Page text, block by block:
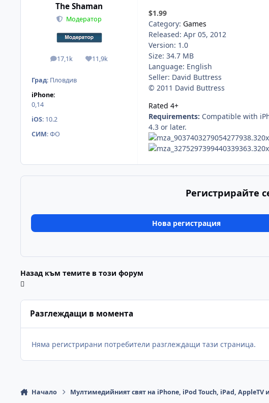
The Shaman
Модератор
17,1k
мнения 11,9k
Reputation
Град: Пловдив
iPhone:
0,14
iOS: 10.2
СИМ:ФО
$1.99
Category: Games
Released: Apr 05, 2012
Version: 1.0
Size: 34.7 MB
Language: English
Seller: David Buttress
© 2011 David Buttress
Rated 4+
Requirements: Compatible with
4.3 or later.
Регистрирайте
Нова регистрация
Назад към темите в този форум
Разглеждащи в момента
Няма регистрирани потребители разглеждащи тази страница.
Начало Мултимедийният свят на iPhone, iPod Touch, iPad, AppleTV